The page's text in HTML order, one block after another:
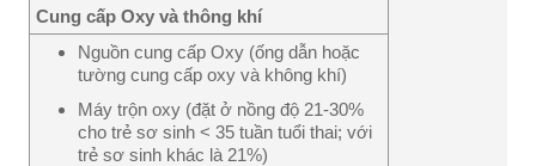
Cung cấp Oxy và thông khí
Nguồn cung cấp Oxy (ống dẫn hoặc
tường cung cấp oxy và không khí)
Máy trộn oxy (đặt ở nồng độ 21-30%
cho trẻ sơ sinh < 35 tuần tuổi thai; với
trẻ sơ sinh khác là 21%)